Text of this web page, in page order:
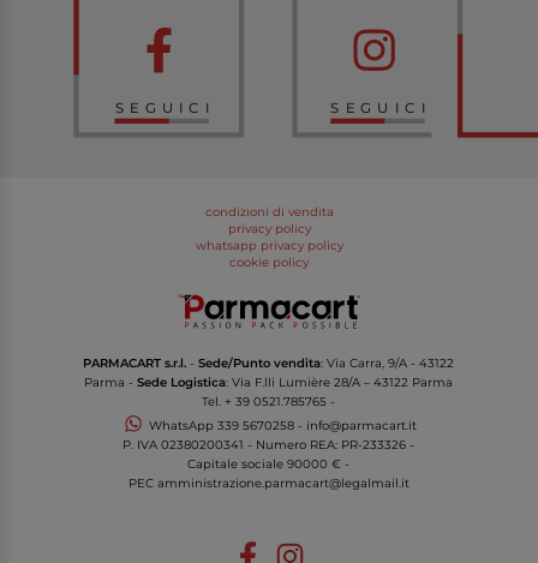
SEGUICI SEGUICI
condizioni di vendita
privacy policy
whatsapp privacy policy
cookie policy
PARMACART s.r.l. -Sede/Punto vendita: Via Carra, 9/A - 43122
Parma -Sede Logistica: Via F.lli Lumière 28/A – 43122 Parma
Tel. + 39 0521.785765 -
WhatsApp 339 5670258- info@parmacart.it
P. IVA02380200341 - Numero REA: PR-233326 -
Capitale sociale 90000 € -
PEC amministrazione.parmacart@legalmail.it